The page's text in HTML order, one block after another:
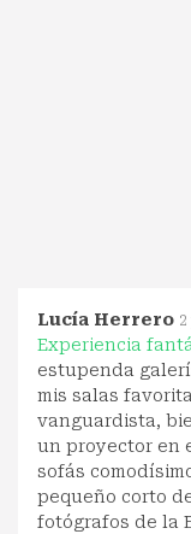
Lucía Herrero
Experiencia
estupenda
mis salas
vanguardista,
un proyector en
sofás
pequeño corto
fotógrafos de la